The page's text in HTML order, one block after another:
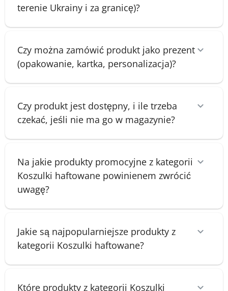
terenie Ukrainy i za granicę)?
Czy można zamówić produkt jako prezent
(opakowanie, kartka, personalizacja)?
Czy produkt jest dostępny, i ile trzeba
czekać, jeśli nie ma go w magazynie?
Na jakie produkty promocyjne z kategorii
Koszulki haftowane powinienem zwrócić
uwagę?
Jakie są najpopularniejsze produkty z
kategorii Koszulki haftowane?
Które produkty z kategorii Koszulki